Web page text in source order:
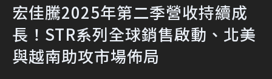
宏佳騰2025年第二季營收持續成
長！STR系列全球銷售啟動、北美
與越南助攻市場佈局